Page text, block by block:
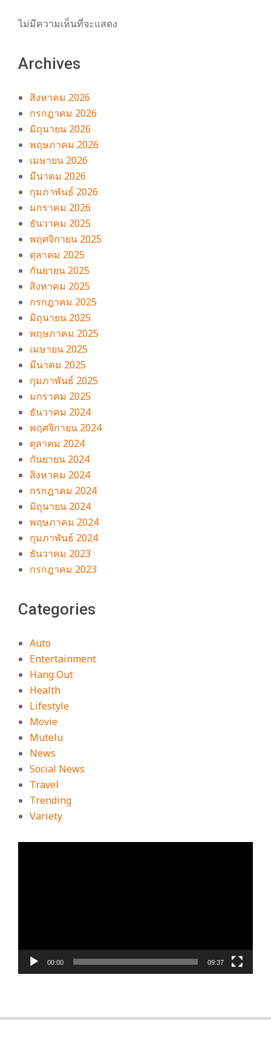
ไม่มีความเห็นที่จะแสดง
Archives
สิงหาคม 2026
กรกฎาคม 2026
มิถุนายน 2026
พฤษภาคม 2026
เมษายน 2026
มีนาคม 2026
กุมภาพันธ์ 2026
มกราคม 2026
ธันวาคม 2025
พฤศจิกายน 2025
ตุลาคม 2025
กันยายน 2025
สิงหาคม 2025
กรกฎาคม 2025
มิถุนายน 2025
พฤษภาคม 2025
เมษายน 2025
มีนาคม 2025
กุมภาพันธ์ 2025
มกราคม 2025
ธันวาคม 2024
พฤศจิกายน 2024
ตุลาคม 2024
กันยายน 2024
สิงหาคม 2024
กรกฎาคม 2024
มิถุนายน 2024
พฤษภาคม 2024
กุมภาพันธ์ 2024
ธันวาคม 2023
กรกฎาคม 2023
Categories
Auto
Entertainment
Hang Out
Health
Lifestyle
Movie
Mutelu
News
Social News
Travel
Trending
Variety
00:00 09:37